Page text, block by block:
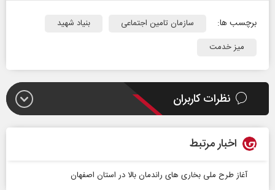
برچسب ها: سازمان تامین اجتماعی
بنیاد شهید
میز خدمت
نظرات کاربران
اخبار مرتبط
آغاز طرح ملی بخاری های راندمان بالا در استان اصفهان